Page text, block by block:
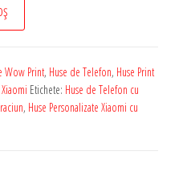
Wow Print, Huse de Telefon, Huse Print
Etichete: Huse de Telefon cu
, Huse Personalizate Xiaomi cu